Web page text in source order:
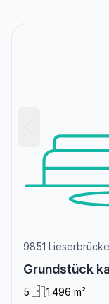
9851 Lieserbrücke
Grundstück
5
1.496 m²